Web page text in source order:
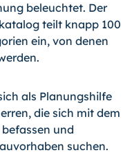
beleuchtet. Der
teilt knapp 100
ein, von denen
als Planungshilfe
die sich mit dem
und
suchen.